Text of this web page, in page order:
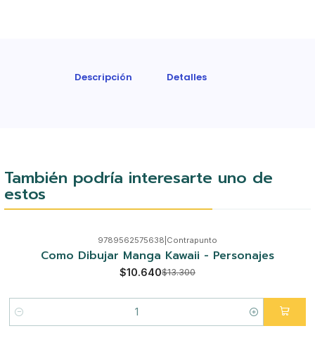
Descripción Detalles
También podría interesarte uno de
estos
-20%
9789562575638 Contrapunto
Como Dibujar Manga Kawaii - Personajes
$10.640$13.300
Cantidad